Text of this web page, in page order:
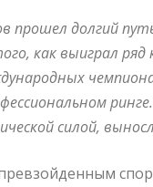
прошел долгий
как выиграл
силой,